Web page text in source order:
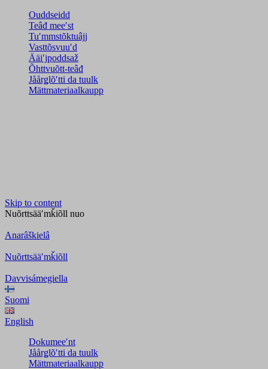
Ouddseidd
Teâđ meeʹst
Tuʹmmstõktuâjj
Vasttõsvuuʹd
Ääiʹjpoddsaž
Õhttvuõtt-teâđ
Jåårǥlõʹtti da tuulk
Mättmateriaalkaupp
Skip to content
Nuõrttsääʹmǩiõll nuo
Anarâškielâ
Nuõrttsääʹmǩiõll
Davvisámegiella
Suomi
English
Dokumeeʹnt
Jåårǥlõʹtti da tuulk
Mättmateriaalkaupp